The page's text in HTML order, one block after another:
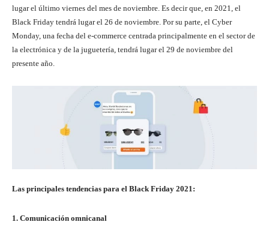
lugar el último viernes del mes de noviembre. Es decir que, en 2021, el
Black Friday tendrá lugar el 26 de noviembre. Por su parte, el Cyber ​​
Monday, una fecha del e-commerce centrada principalmente en el sector de
la electrónica y de la juguetería, tendrá lugar el 29 de noviembre del
presente año.
Las principales tendencias para el Black Friday 2021:
1. Comunicación omnicanal